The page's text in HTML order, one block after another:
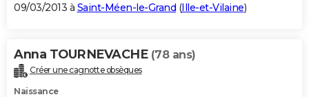
09/03/2013 à Saint-Méen-le-Grand (Ille-et-Vilaine)
Anna TOURNEVACHE (78 ans)
Créer une cagnotte obsèques
Naissance